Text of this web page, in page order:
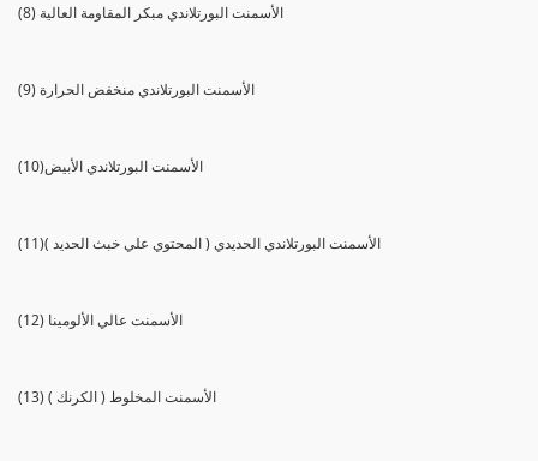
(8) الأسمنت البورتلاندي مبكر المقاومة العالية
(9) الأسمنت البورتلاندي منخفض الحرارة
(10)الأسمنت البورتلاندي الأبيض
(11)الأسمنت البورتلاندي الحديدي ( المحتوي علي خبث الحديد )
(12) الأسمنت عالي الألومينا
(13) الأسمنت المخلوط ( الكرنك )